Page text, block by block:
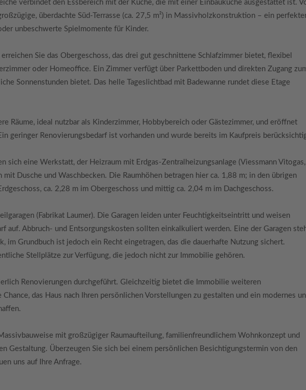
verbindet den Essbereich mit der Küche, die mit einer Einbauküche ausgestattet ist.
überdachte Süd-Terrasse (ca. 27,5 m²) in Massivholzkonstruktion – ein
unbeschwerte Spielmomente für Kinder.
Sie das Obergeschoss, das drei gut geschnittene Schlafzimmer bietet, flexibel
oder Homeoffice. Ein Zimmer verfügt über Parkettboden und direkten Zugang
Sonnenstunden bietet. Das helle Tageslichtbad mit Badewanne rundet diese Etage
Räume, ideal nutzbar als Kinderzimmer, Hobbybereich oder Gästezimmer, und eröffnet
geringer Renovierungsbedarf ist vorhanden und wurde bereits im Kaufpreis
sich eine Werkstatt, der Heizraum mit Erdgas-Zentralheizungsanlage (Viessmann Vitogas,
Dusche und Waschbecken. Die Raumhöhen betragen hier ca. 1,88 m; in den übrigen
ca. 2,28 m im Obergeschoss und mittig ca. 2,04 m im Dachgeschoss.
(Fabrikat Laumer). Die Garagen leiden unter Feuchtigkeitseintritt und weisen
auf. Abbruch- und Entsorgungskosten sollten einkalkuliert werden. Eine der Garagen
im Grundbuch ist jedoch ein Recht eingetragen, das die dauerhafte Nutzung sichert.
Stellplätze zur Verfügung, die jedoch nicht zur Immobilie gehören.
Renovierungen durchgeführt. Gleichzeitig bietet die Immobilie weiteren
das Haus nach Ihren persönlichen Vorstellungen zu gestalten und ein modernes
mit großzügiger Raumaufteilung, familienfreundlichem Wohnkonzept und
Gestaltung. Überzeugen Sie sich bei einem persönlichen Besichtigungstermin von den
uns auf Ihre Anfrage.